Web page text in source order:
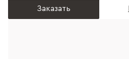
Заказать